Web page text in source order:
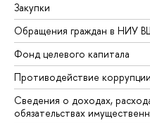
Закупки
Обращения граждан в НИУ
Фонд целевого капитала
Противодействие коррупции
Сведения о доходах,
обязательствах